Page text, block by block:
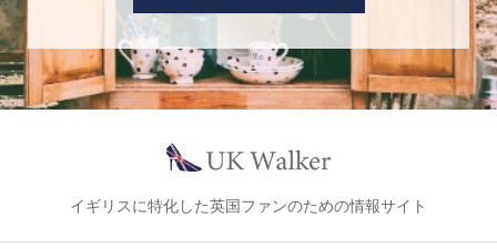
イギリスに特化した英国ファンのための情報サイト